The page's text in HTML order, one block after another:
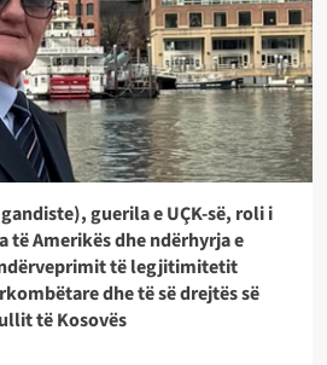
guerila e UÇK-së, roli i
të Amerikës dhe ndërhyrja e
ndërveprimit të legjitimitetit
dhe të së drejtës së
të Kosovës